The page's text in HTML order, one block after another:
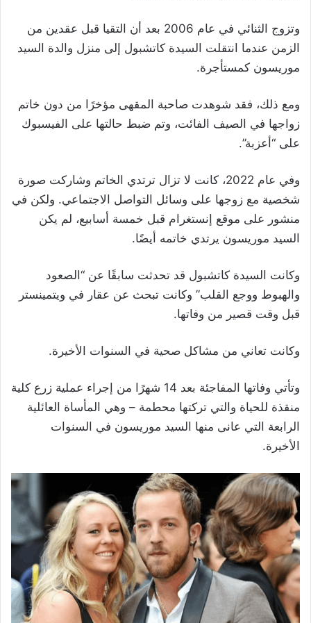
وتزوج الثنائي في عام 2006 بعد أن التقيا قبل عقدين من
الزمن عندما انتقلت السيدة كاتشبول إلى منزل والدة السيد
موريسون كمستأجرة.
ومع ذلك، فقد شوهدت صاحبة المقهى مؤخرًا من دون خاتم
زواجها في الصيف الفائت، وتم ضبط حالتها على الفيسبوك
على “أعزبة”.
وفي عام 2022، كانت لا تزال ترتدي الخاتم وشاركت صورة
شخصية مع زوجها على وسائل التواصل الاجتماعي. ولكن في
منشور على موقع إنستغرام قبل خمسة أسابيع، لم يكن
السيد موريسون يرتدي خاتمه أيضًا.
وكانت السيدة كاتشبول قد تحدثت سابقًا عن “الصعود
والهبوط ووجع القلب” وكانت تبحث عن عقار في ويتمينستر
قبل وقت قصير من وفاتها.
وكانت تعاني من مشاكل صحية في السنوات الأخيرة.
وتأتي وفاتها المفاجئة بعد 14 شهرًا من إجراء عملية زرع كلية
منقذة للحياة والتي تركتها محطمة – وهي المأساة العائلية
الرابعة التي عانى منها السيد موريسون في السنوات
الأخيرة.